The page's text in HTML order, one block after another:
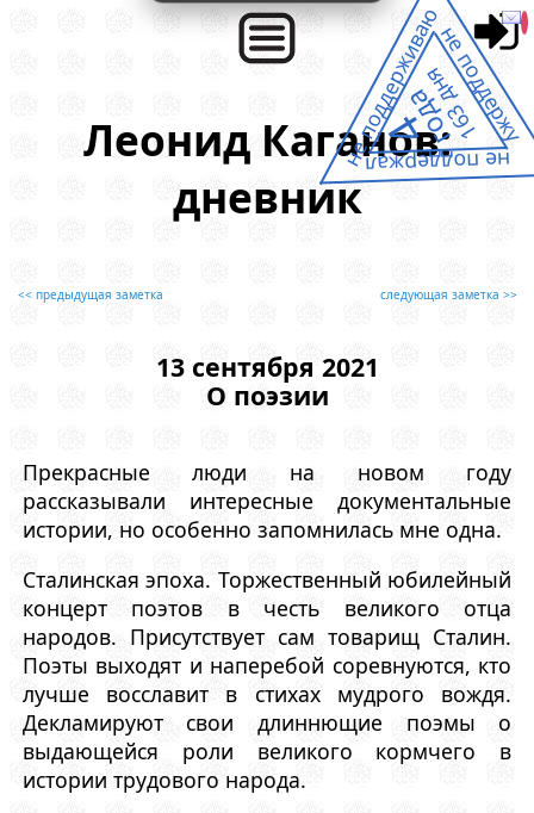
Леонид Каганов:
дневник
<< предыдущая заметка следующая заметка >>
13 сентября 2021
О поэзии
Прекрасные люди на новом году
рассказывали интересные документальные
истории, но особенно запомнилась мне одна.
Сталинская эпоха. Торжественный юбилейный
концерт поэтов в честь великого отца
народов. Присутствует сам товарищ Сталин.
Поэты выходят и наперебой соревнуются, кто
лучше восславит в стихах мудрого вождя.
Декламируют свои длиннющие поэмы о
выдающейся роли великого кормчего в
истории трудового народа.
не поддержал
не поддерживаюне поддержу
4
года
163 дня